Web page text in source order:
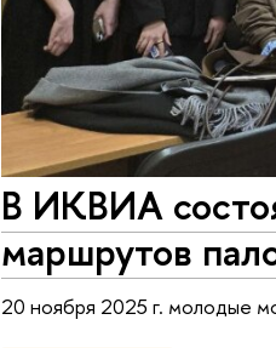
В ИКВИА
маршрутов
20 ноября 2025 г. молодые